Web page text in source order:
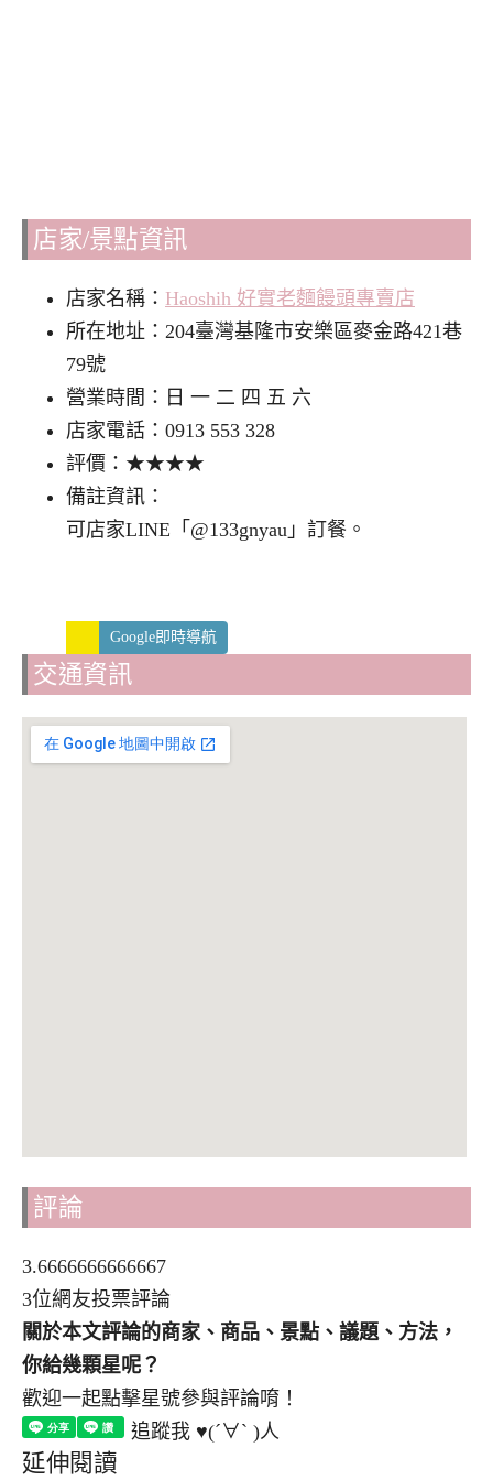
店家/景點資訊
店家名稱： Haoshih 好實老麵饅頭專賣店
所在地址：204臺灣基隆市安樂區麥金路421巷
79號
營業時間：日 一 二 四 五 六
店家電話：0913 553 328
評價：★★★★
備註資訊：
可店家LINE「@133gnyau」訂餐。
Google即時導航
交通資訊
評論
3.6666666666667
3位網友投票評論
關於本文評論的商家、商品、景點、議題、方法，
你給幾顆星呢？
歡迎一起點擊星號參與評論唷！
追蹤我 ♥(´∀` )人
延伸閱讀